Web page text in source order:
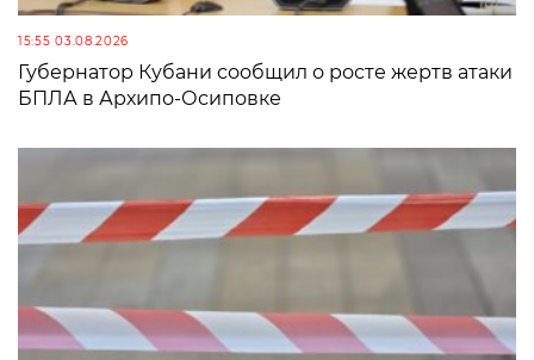
15:55 03.08.2026
Губернатор Кубани сообщил о росте жертв атаки
БПЛА в Архипо-Осиповке